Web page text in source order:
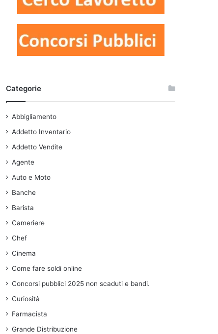
Categorie
Abbigliamento
Addetto Inventario
Addetto Vendite
Agente
Auto e Moto
Banche
Barista
Cameriere
Chef
Cinema
Come fare soldi online
Concorsi pubblici 2025 non scaduti e bandi.
Curiosità
Farmacista
Grande Distribuzione